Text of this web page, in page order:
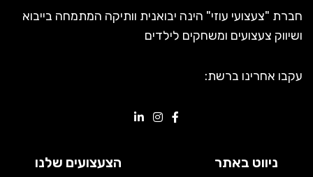
חברת "צעצועי עוזי" הינה יבואנית וותיקה המתמחה בייבוא
ושיווק צעצועים ומשחקים לילדים
עקבו אחרינו ברשת:
ניווט באתר הצעצועים שלנו